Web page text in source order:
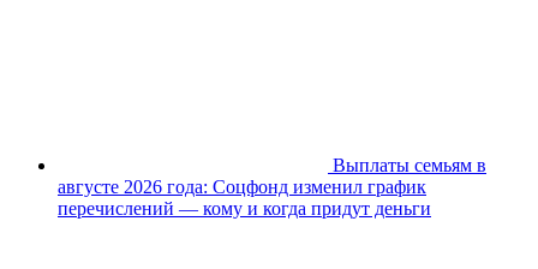
Выплаты семьям в
августе 2026 года: Соцфонд изменил график
перечислений — кому и когда придут деньги